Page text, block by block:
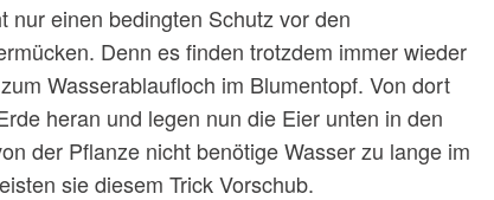
nur einen bedingten Schutz vor den
Denn es finden trotzdem immer wieder
Wasserablaufloch im Blumentopf. Von dort
heran und legen nun die Eier unten in den
der Pflanze nicht benötige Wasser zu lange im
sie diesem Trick Vorschub.